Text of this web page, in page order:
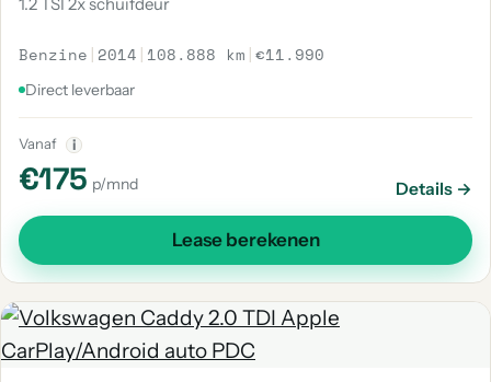
Benzine | 2014 | 108.888 km |€11.990
Direct leverbaar
Vanaf i
€175 p/mnd Details →
Lease berekenen